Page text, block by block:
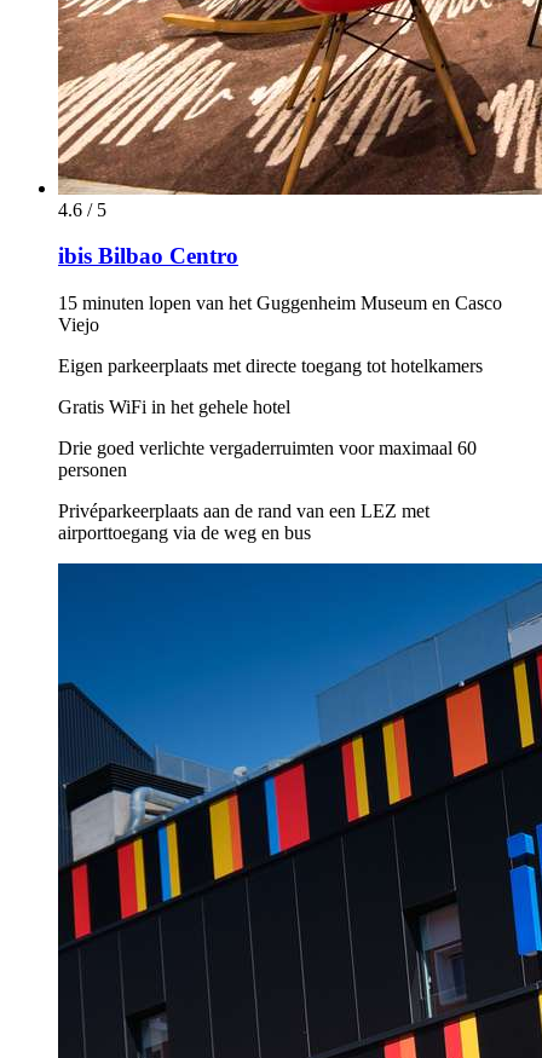
4.6 / 5
ibis Bilbao Centro
15 minuten lopen van het Guggenheim Museum en Casco
Viejo
Eigen parkeerplaats met directe toegang tot hotelkamers
Gratis WiFi in het gehele hotel
Drie goed verlichte vergaderruimten voor maximaal 60
personen
Privéparkeerplaats aan de rand van een LEZ met
airporttoegang via de weg en bus